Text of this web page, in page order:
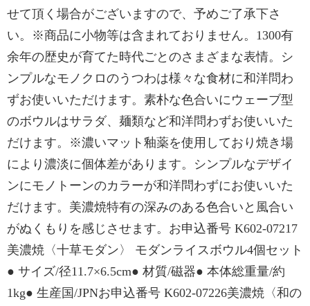
せて頂く場合がございますので、予めご了承下さ
い。※商品に小物等は含まれておりません。1300有
余年の歴史が育てた時代ごとのさまざまな表情。シ
ンプルなモノクロのうつわは様々な食材に和洋問わ
ずお使いいただけます。素朴な色合いにウェーブ型
のボウルはサラダ、麺類など和洋問わずお使いいた
だけます。※濃いマット釉薬を使用しており焼き場
により濃淡に個体差があります。シンプルなデザイ
ンにモノトーンのカラーが和洋問わずにお使いいた
だけます。美濃焼特有の深みのある色合いと風合い
がぬくもりを感じさせます。お申込番号 K602-07217
美濃焼〈十草モダン〉 モダンライスボウル4個セット
● サイズ/径11.7×6.5cm● 材質/磁器● 本体総重量/約
1kg● 生産国/JPNお申込番号 K602-07226美濃焼〈和の